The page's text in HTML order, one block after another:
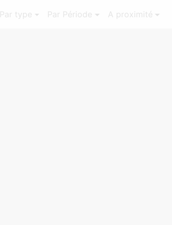
Par type Par Période A proximité